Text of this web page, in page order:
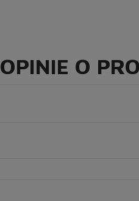
OPINIE O